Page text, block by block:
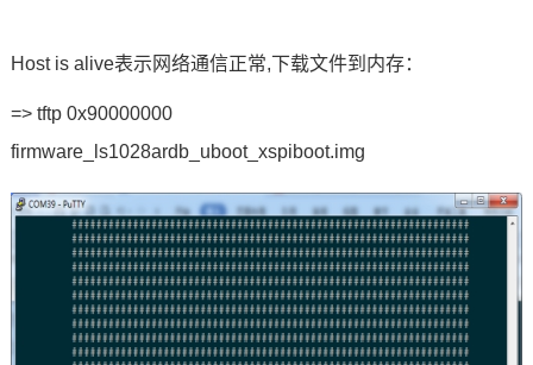
Host is alive表示 网络通信正常,下载文件到内存：
=> tftp 0x90000000
firmware_ls1028ardb_uboot_xspiboot.img